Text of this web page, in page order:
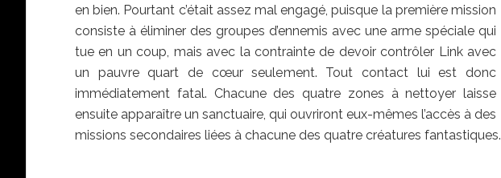
en bien. Pourtant c’était assez mal engagé, puisque la première mission
consiste à éliminer des groupes d’ennemis avec une arme spéciale qui
tue en un coup, mais avec la contrainte de devoir contrôler Link avec
un pauvre quart de cœur seulement. Tout contact lui est donc
immédiatement fatal. Chacune des quatre zones à nettoyer laisse
ensuite apparaître un sanctuaire, qui ouvriront eux-mêmes l’accès à des
missions secondaires liées à chacune des quatre créatures fantastiques.